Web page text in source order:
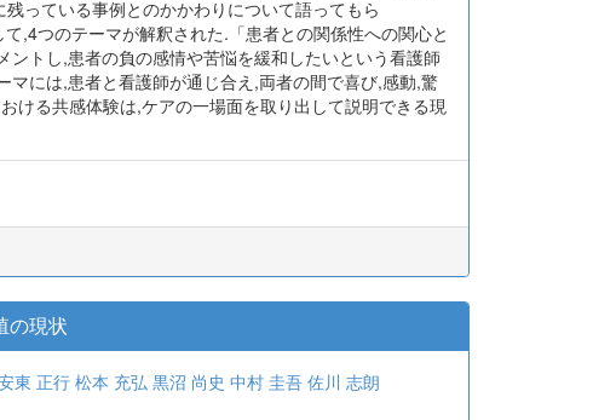
感体験の特徴を明らかにすることである.<br><b>方法:
っている事例とのかかわりについて語ってもら
,4つのテーマが解釈された.「患者との関係性への関心と
トし,患者の負の感情や苦悩を緩和したいという看護師
る共感体験は,ケアの一場面を取り出して説明できる現
の現状